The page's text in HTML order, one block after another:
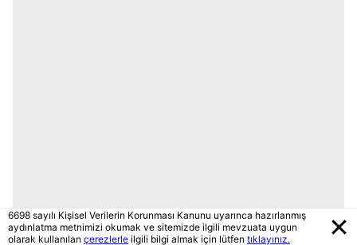
6698 sayılı Kişisel Verilerin Korunması Kanunu uyarınca hazırlanmış
aydınlatma metnimizi okumak ve sitemizde ilgili mevzuata uygun
olarak kullanılan çerezlerle ilgili bilgi almak için lütfen tıklayınız.